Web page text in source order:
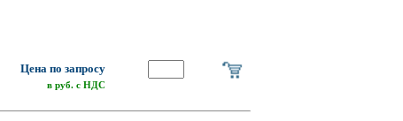
Цена по запросу
в руб. с НДС